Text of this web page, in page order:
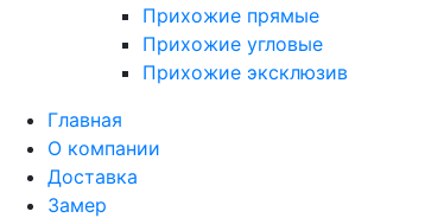
Прихожие прямые
Прихожие угловые
Прихожие эксклюзив
Главная
О компании
Доставка
Замер